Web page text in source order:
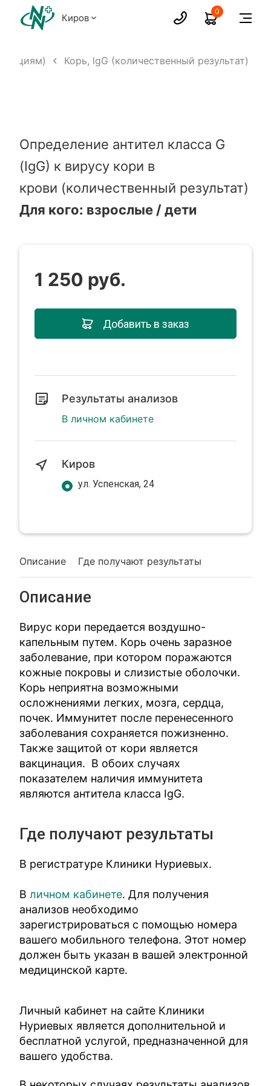
Киров
0
Корь, lgG (количественный результат)
Определение антител класса G
(IgG) к вирусу кори в
крови (количественный результат)
Для кого: взрослые / дети
Описание Где получают результаты
Описание
Вирус кори передается воздушно-
капельным путем. Корь очень заразное
заболевание, при котором поражаются
кожные покровы и слизистые оболочки.
Корь неприятна возможными
осложнениями легких, мозга, сердца,
почек. Иммунитет после перенесенного
заболевания сохраняется пожизненно.
Также защитой от кори является
вакцинация. В обоих случаях
показателем наличия иммунитета
являются антитела класса IgG.
Где получают результаты
В регистратуре Клиники Нуриевых.
Вличном кабинете. Для получения
анализов необходимо
зарегистрироваться с помощью номера
вашего мобильного телефона. Этот номер
должен быть указан в вашей электронной
медицинской карте.
Личный кабинет на сайте Клиники
Нуриевых является дополнительной и
бесплатной услугой, предназначенной для
вашего удобства.
1 250 руб.
Добавить в заказ
Результаты анализов
В личном кабинете
Киров
ул. Успенская, 24